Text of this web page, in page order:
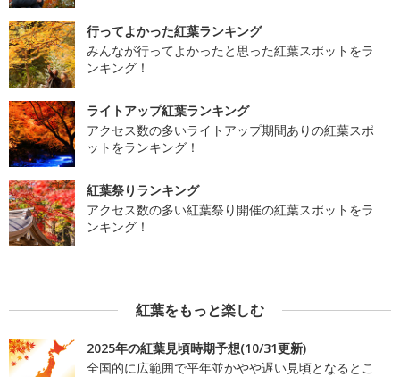
行ってよかった紅葉ランキング
みんなが行ってよかったと思った紅葉スポットをラ
ンキング！
ライトアップ紅葉ランキング
アクセス数の多いライトアップ期間ありの紅葉スポ
ットをランキング！
紅葉祭りランキング
アクセス数の多い紅葉祭り開催の紅葉スポットをラ
ンキング！
紅葉をもっと楽しむ
2025年の紅葉見頃時期予想(10/31更新)
全国的に広範囲で平年並かやや遅い見頃となるとこ